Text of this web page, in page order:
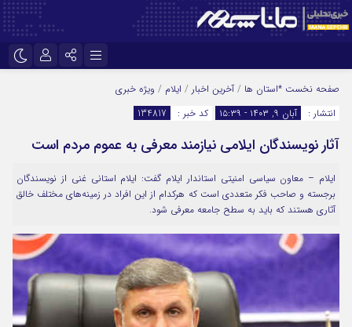
اینستاگرام
تلگرام
سروش
ایتا
آپارات
نام کاربری یا نشانی ایمیل
رمز عبور
مرا به خاطر بسپار
صفحه نخست *استان ها / آخرین اخبار / ایلام / ویژه خبری
انتشار :
آبان ۹, ۱۴۰۳ - ۱۵:۳۹ کد خبر : 134817
آثار نویسندگان ایلامی نیازمند معرفی به عموم مردم است
ایلام – معاون سیاسی امنیتی استاندار ایلام گفت: ایلام استانی غنی از نویسندگان
برجسته و صاحب فکر متعددی است که هرکدام از این افراد در زمینه‌های مختلف خالق
آثاری هستند که باید به سطح جامعه معرفی شود.